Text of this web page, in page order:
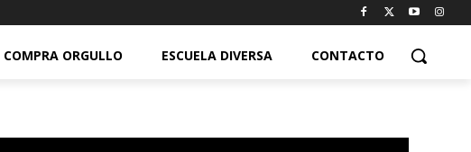
COMPRA ORGULLO ESCUELA DIVERSA CONTACTO